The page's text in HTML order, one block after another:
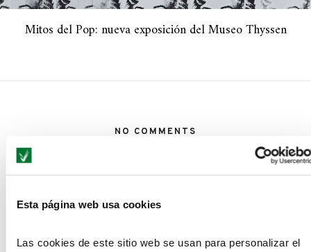
Esta página web usa cookies
Las cookies de este sitio web se usan para personalizar el
Mitos del Pop: nueva exposición del Museo Thyssen
NO COMMENTS